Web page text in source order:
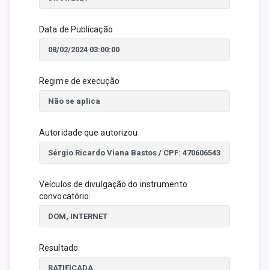
Data de Publicação
Regime de execução
Autoridade que autorizou
Veículos de divulgação do instrumento
convocatório:
Resultado: